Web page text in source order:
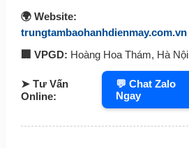
🌍 Website:
trungtambaohanhdienmay.com.vn
🏢 VPGD: Hoàng Hoa Thám, Hà Nội
➤ Tư Vấn
Online:
💬 Chat Zalo
Ngay